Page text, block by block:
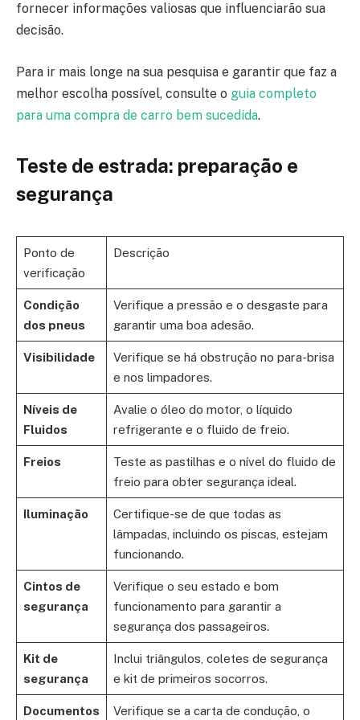
fornecer informações valiosas que influenciarão sua
decisão.
Para ir mais longe na sua pesquisa e garantir que faz a
melhor escolha possível, consulte o guia completo
para uma compra de carro bem sucedida.
Teste de estrada: preparação e
segurança
Ponto de
verificação
Descrição
Condição
dos pneus
Verifique a pressão e o desgaste para
garantir uma boa adesão.
Visibilidade
Verifique se há obstrução no para-brisa
e nos limpadores.
Níveis de
Fluidos
Avalie o óleo do motor, o líquido
refrigerante e o fluido de freio.
Freios
Teste as pastilhas e o nível do fluido de
freio para obter segurança ideal.
Iluminação
Certifique-se de que todas as
lâmpadas, incluindo os piscas, estejam
funcionando.
Cintos de
segurança
Verifique o seu estado e bom
funcionamento para garantir a
segurança dos passageiros.
Kit de
segurança
Inclui triângulos, coletes de segurança
e kit de primeiros socorros.
Documentos Verifique se a carta de condução, o